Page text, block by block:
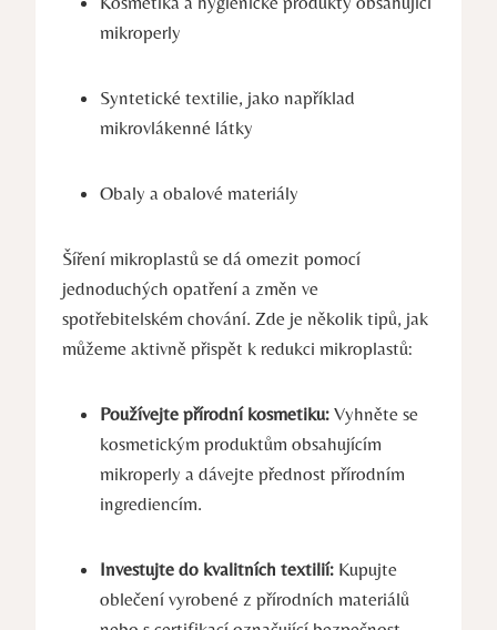
mikroperly
Syntetické textilie, jako například
mikrovlákenné látky
Obaly a obalové materiály
Šíření mikroplastů se dá omezit pomocí
jednoduchých opatření a změn ve
spotřebitelském chování. Zde je několik tipů, jak
můžeme aktivně přispět k redukci mikroplastů:
Používejte přírodní kosmetiku: Vyhněte se
kosmetickým produktům obsahujícím
mikroperly a dávejte přednost přírodním
ingrediencím.
Investujte do kvalitních textilií: Kupujte
oblečení vyrobené z přírodních materiálů